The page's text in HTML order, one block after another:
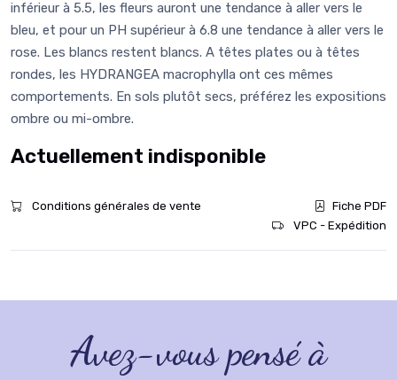
inférieur à 5.5, les fleurs auront une tendance à aller vers le
bleu, et pour un PH supérieur à 6.8 une tendance à aller vers le
rose. Les blancs restent blancs. A têtes plates ou à têtes
rondes, les HYDRANGEA macrophylla ont ces mêmes
comportements. En sols plutôt secs, préférez les expositions
ombre ou mi-ombre.
Actuellement indisponible
Conditions générales de vente
Fiche PDF
VPC - Expédition
Avez-vous pensé à